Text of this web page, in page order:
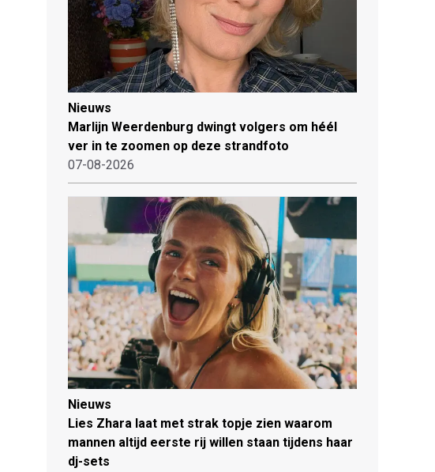
Nieuws
Marlijn Weerdenburg dwingt volgers om héél
ver in te zoomen op deze strandfoto
07-08-2026
Nieuws
Lies Zhara laat met strak topje zien waarom
mannen altijd eerste rij willen staan tijdens haar
dj-sets